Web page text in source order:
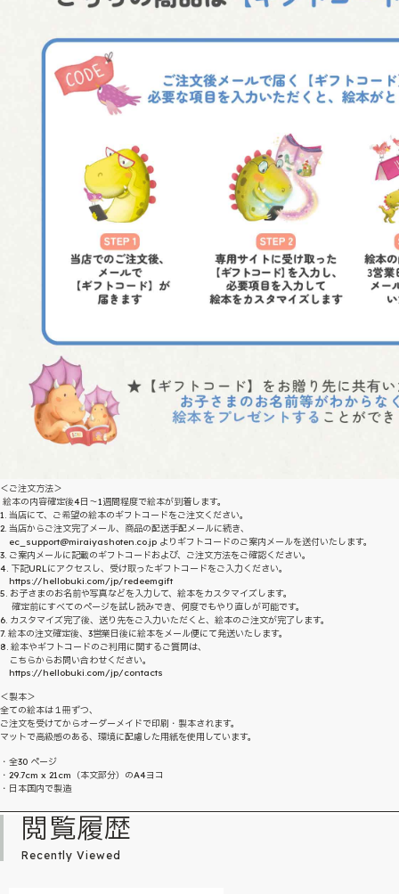
＜ご注文方法＞
絵本の内容確定後4日～1週間程度で絵本が到着します。
1. 当店にて、ご希望の絵本のギフトコードをご注文ください。
2. 当店からご注文完了メール、商品の配送手配メールに続き、
ec_support@miraiyashoten.co.jp よりギフトコードのご案内メールを送付いたします。
3. ご案内メールに記載のギフトコードおよび、ご注文方法をご確認ください。
4. 下記URLにアクセスし、受け取ったギフトコードをご入力ください。
https://hellobuki.com/jp/redeemgift
5. お子さまのお名前や写真などを入力して、絵本をカスタマイズします。
確定前にすべてのページを試し読みでき、何度でもやり直しが可能です。
6. カスタマイズ完了後、送り先をご入力いただくと、絵本のご注文が完了します。
7. 絵本の注文確定後、3営業日後に絵本をメール便にて発送いたします。
8. 絵本やギフトコードのご利用に関するご質問は、
こちらからお問い合わせください。
https://hellobuki.com/jp/contacts
＜製本＞
全ての絵本は１冊ずつ、
ご注文を受けてからオーダーメイドで印刷・製本されます。
マットで高級感のある、環境に配慮した用紙を使用しています。
・全30 ページ
・29.7cm x 21cm（本文部分）のA4ヨコ
・日本国内で製造
閲覧履歴
Recently Viewed